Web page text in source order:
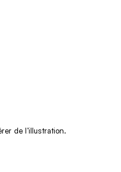
de l’illustration.